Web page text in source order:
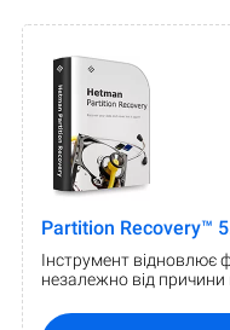
Partition Recovery™
Інструмент відновлює
незалежно від причини